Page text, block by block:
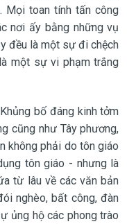
Mọi toan tính tấn công
nơi ấy bằng những vụ
đều là một sự đi chệch
một sự vi phạm trắng
bố đáng kinh tởm
cũng như Tây phương,
không phải do tôn giáo
tôn giáo - nhưng là
từ lâu về các văn bản
nghèo, bất công, đàn
ủng hộ các phong trào